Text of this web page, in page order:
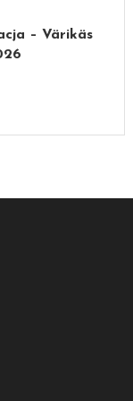
– Värikäs